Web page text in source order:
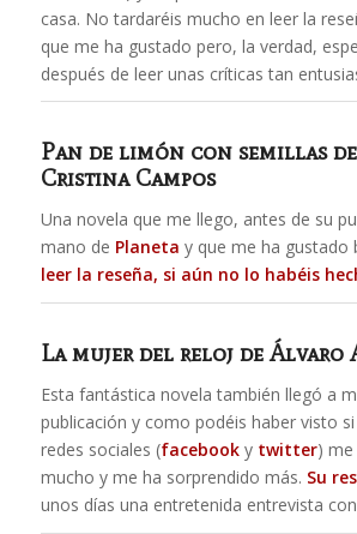
casa. No tardaréis mucho en leer la
que me ha gustado pero, la verdad,
después de leer unas críticas tan
Pan de limón con semillas
Cristina Campos
Una novela que me llego, antes de su
mano de Planeta y que me ha gustado
leer la reseña, si aún no lo habéis
La mujer del reloj de Álvaro
Esta fantástica novela también llegó a
publicación y como podéis haber visto
redes sociales (facebooky twitter) me
mucho y me ha sorprendido más. Su
unos días una entretenida entrevista